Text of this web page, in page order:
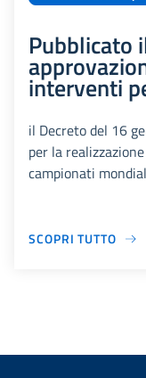
Pubblicato
interventi
il Decreto del 16
per la
campionati
SCOPRI TUTTO